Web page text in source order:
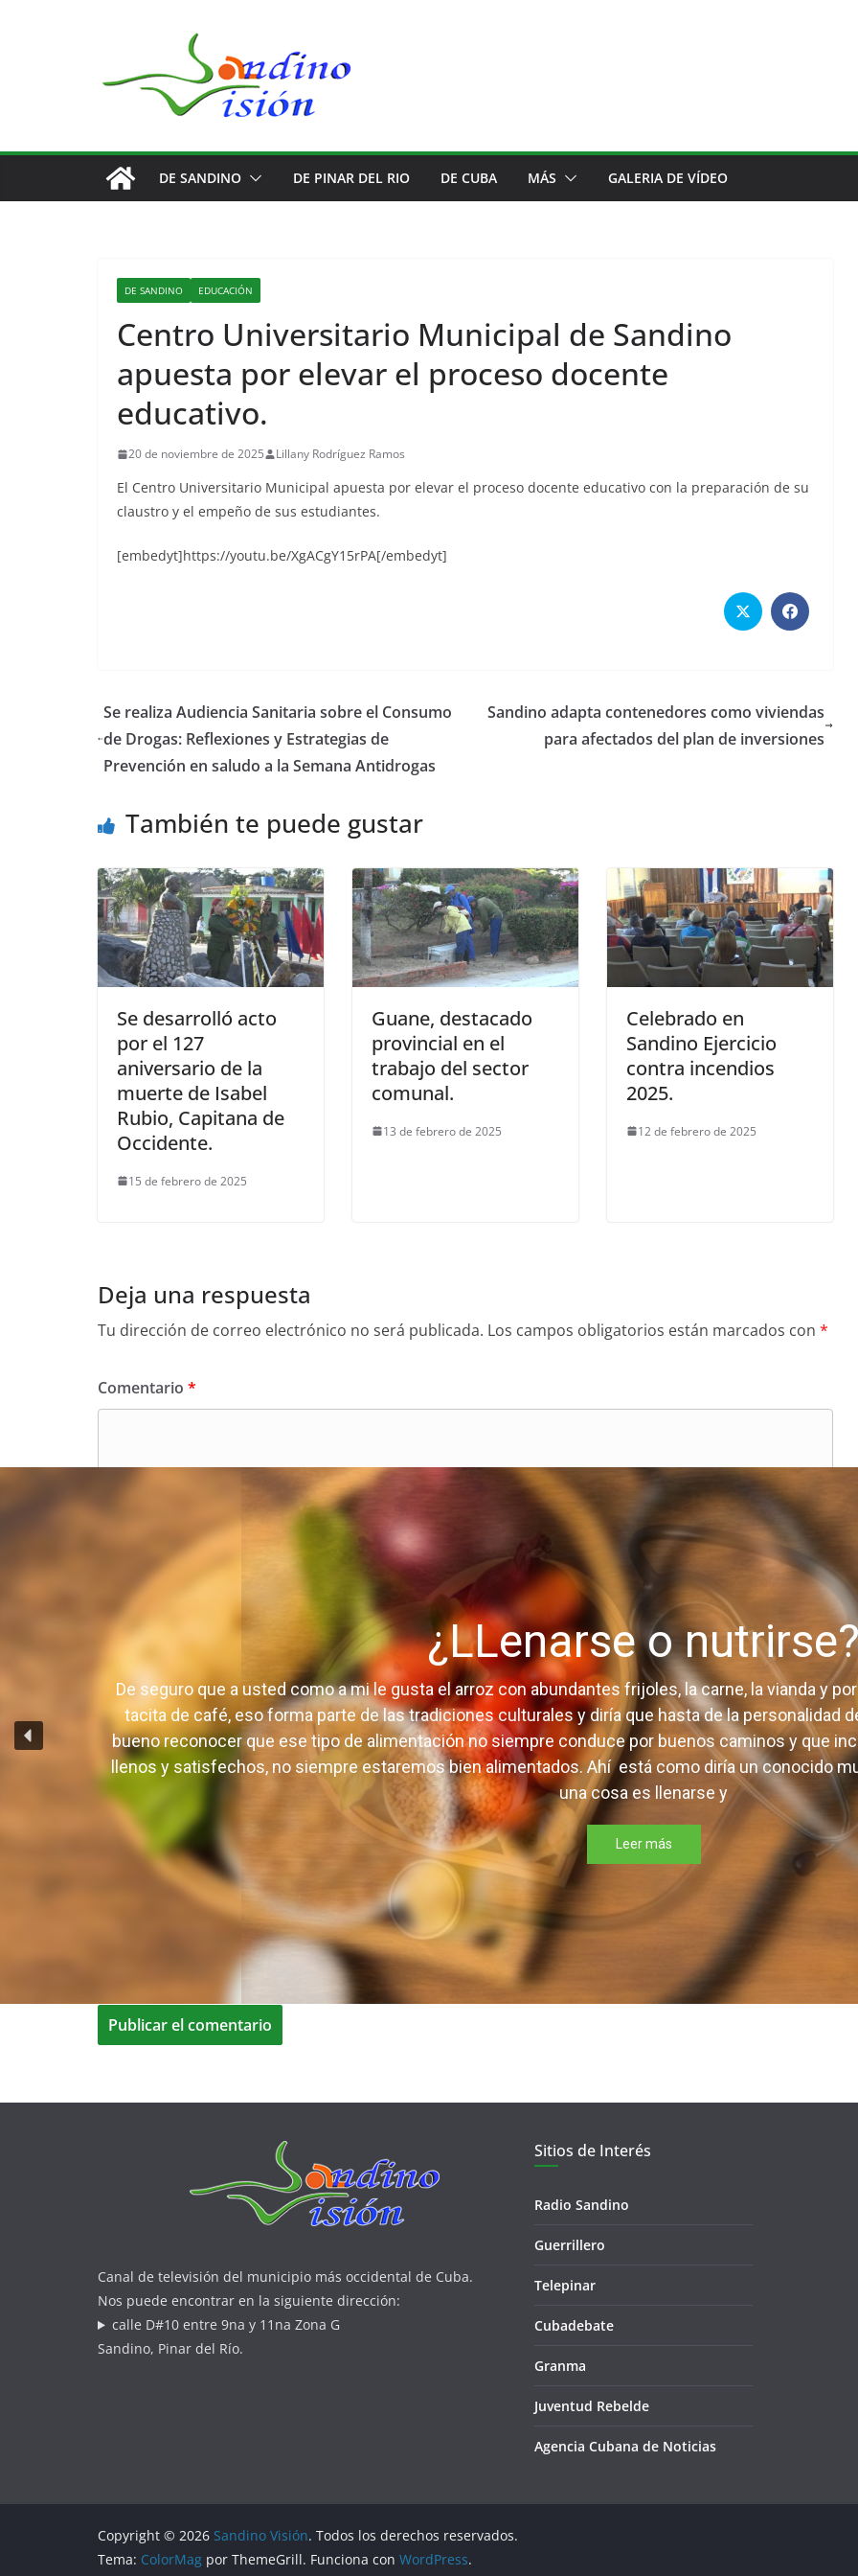
DE SANDINO DE PINAR DEL RIO DE CUBA MÁS GALERIA DE VÍDEO
DE SANDINO EDUCACIÓN
Centro Universitario Municipal de Sandino
apuesta por elevar el proceso docente
educativo.
20 de noviembre de 2025 Lillany Rodríguez Ramos
El Centro Universitario Municipal apuesta por elevar el proceso docente educativo con la preparación de su
claustro y el empeño de sus estudiantes.
[embedyt]https://youtu.be/XgACgY15rPA[/embedyt]
Se realiza Audiencia Sanitaria sobre el Consumo
de Drogas: Reflexiones y Estrategias de
Prevención en saludo a la Semana Antidrogas
Sandino adapta contenedores como viviendas
para afectados del plan de inversiones
También te puede gustar
Se desarrolló acto
por el 127
aniversario de la
muerte de Isabel
Rubio, Capitana de
Occidente.
15 de febrero de 2025
Guane, destacado
provincial en el
trabajo del sector
comunal.
13 de febrero de 2025
Celebrado en
Sandino Ejercicio
contra incendios
2025.
12 de febrero de 2025
Deja una respuesta
Tu dirección de correo electrónico no será publicada. Los campos obligatorios están marcados con *
Comentario *
Correo electrónico*
Web
Guarda mi nombre, correo electrónico y web en este navegador para la próxima vez que comente.
COMENTARIOS
Racismo
10 de mayo de 2026 Luis Ángel Calderón Canals
¿LLenarse o
De seguro que a usted como a mi le gusta el arroz con abundantes frijoles, la carne, la vianda y
tacita de café, eso forma parte de las tradiciones culturales y diría que hasta de la personalidad
bueno reconocer que ese tipo de alimentación no siempre conduce por buenos caminos y que
llenos y satisfechos, no siempre estaremos bien alimentados. Ahí está como diría un conocido
una cosa es llenarse y
Canal de televisión del municipio más occidental de Cuba.
Nos puede encontrar en la siguiente dirección:
calle D#10 entre 9na y 11na Zona G
Copyright © 2026Sandino Visión . Todos los derechos reservados.